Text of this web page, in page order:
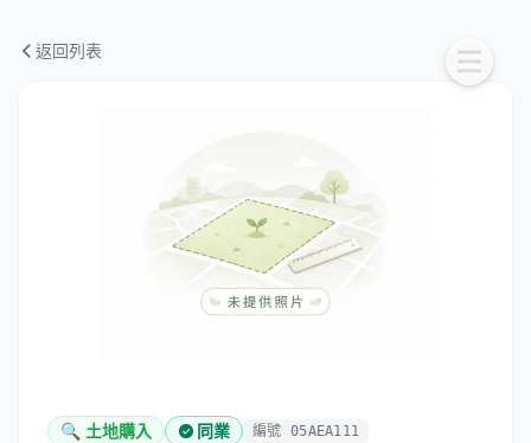
返回列表
🔍 土地購入 同業 編號 05AEA111